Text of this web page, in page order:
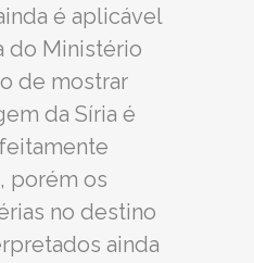
é aplicável
do Ministério
de mostrar
da Síria é
porém os
no destino
ainda